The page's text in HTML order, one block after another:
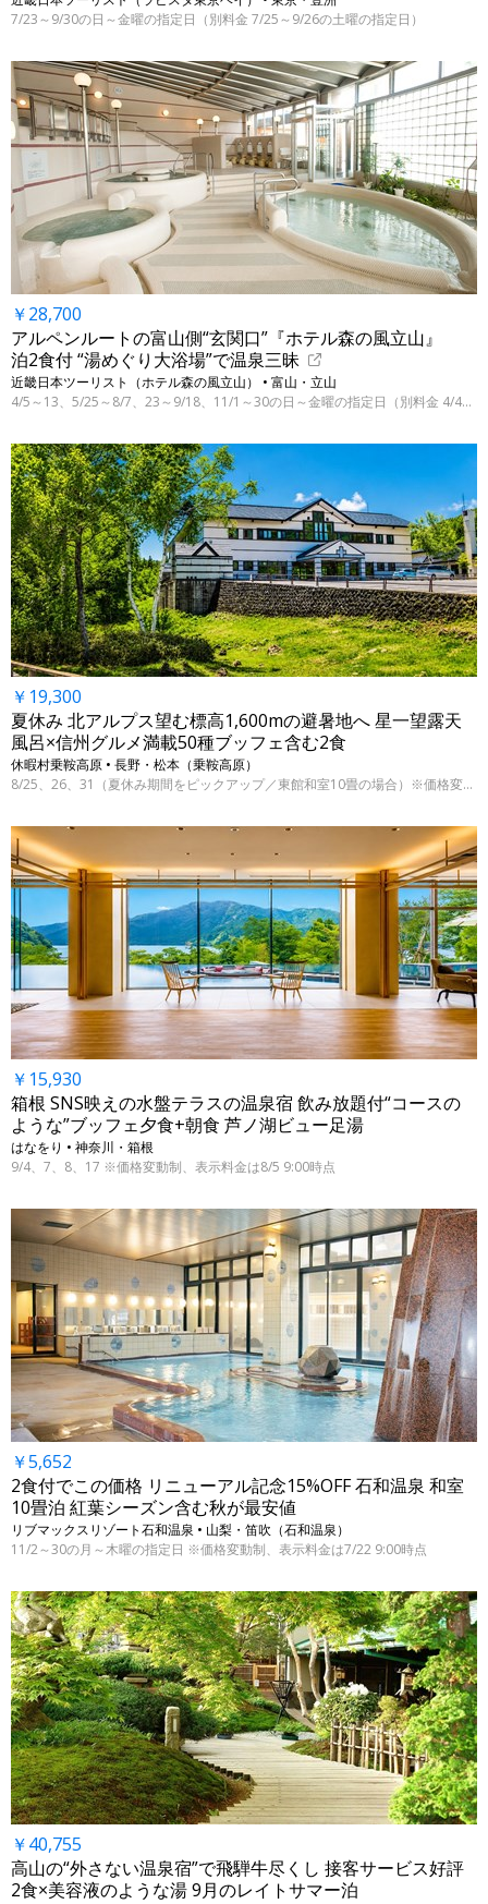
7/23～9/30の日～金曜の指定日（別料金 7/25～9/26の土曜の指定日）
￥28,700
アルペンルートの富山側“玄関口”『ホテル森の風立山』
泊2食付 “湯めぐり大浴場”で温泉三昧
近畿日本ツーリスト（ホテル森の風立山） • 富山・立山
4/5～13、5/25～8/7、23～9/18、11/1～30の日～金曜の指定日（別料金 4/4～11/28）
￥19,300
夏休み 北アルプス望む標高1,600mの避暑地へ 星一望露天
風呂×信州グルメ満載50種ブッフェ含む2食
休暇村乗鞍高原 • 長野・松本（乗鞍高原）
8/25、26、31（夏休み期間をピックアップ／東館和室10畳の場合）※価格変動制、表示料金は7/29 9時時点
￥15,930
箱根 SNS映えの水盤テラスの温泉宿 飲み放題付“コースの
ような”ブッフェ夕食+朝食 芦ノ湖ビュー足湯
はなをり • 神奈川・箱根
9/4、7、8、17 ※価格変動制、表示料金は8/5 9:00時点
￥5,652
2食付でこの価格 リニューアル記念15%OFF 石和温泉 和室
10畳泊 紅葉シーズン含む秋が最安値
リブマックスリゾート石和温泉 • 山梨・笛吹（石和温泉）
11/2～30の月～木曜の指定日 ※価格変動制、表示料金は7/22 9:00時点
￥40,755
高山の“外さない温泉宿”で飛騨牛尽くし 接客サービス好評
2食×美容液のような湯 9月のレイトサマー泊